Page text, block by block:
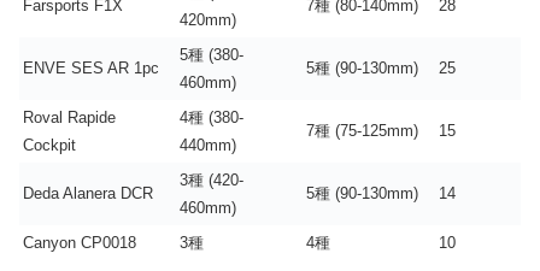
Farsports F1X
420mm)
7種 (80-140mm) 28
ENVE SES AR 1pc
5種 (380-
460mm)
5種 (90-130mm) 25
Roval Rapide
Cockpit
4種 (380-
440mm)
7種 (75-125mm) 15
Deda Alanera DCR
3種 (420-
460mm)
5種 (90-130mm) 14
Canyon CP0018 3種 4種 10